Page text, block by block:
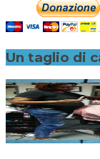
Un taglio di